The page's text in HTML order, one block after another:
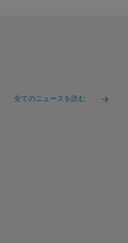
全てのニュースを読む